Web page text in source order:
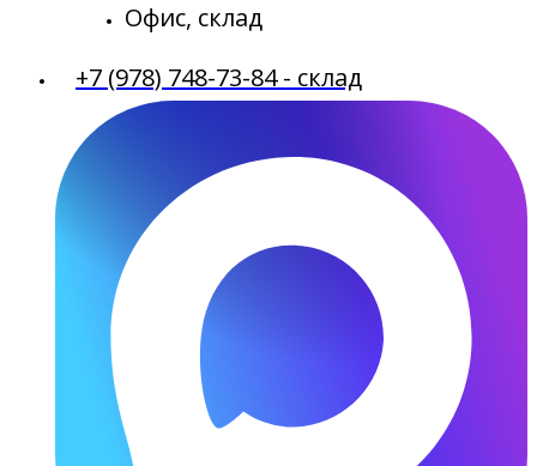
Офис, склад
+7 (978) 748-73-84 - склад